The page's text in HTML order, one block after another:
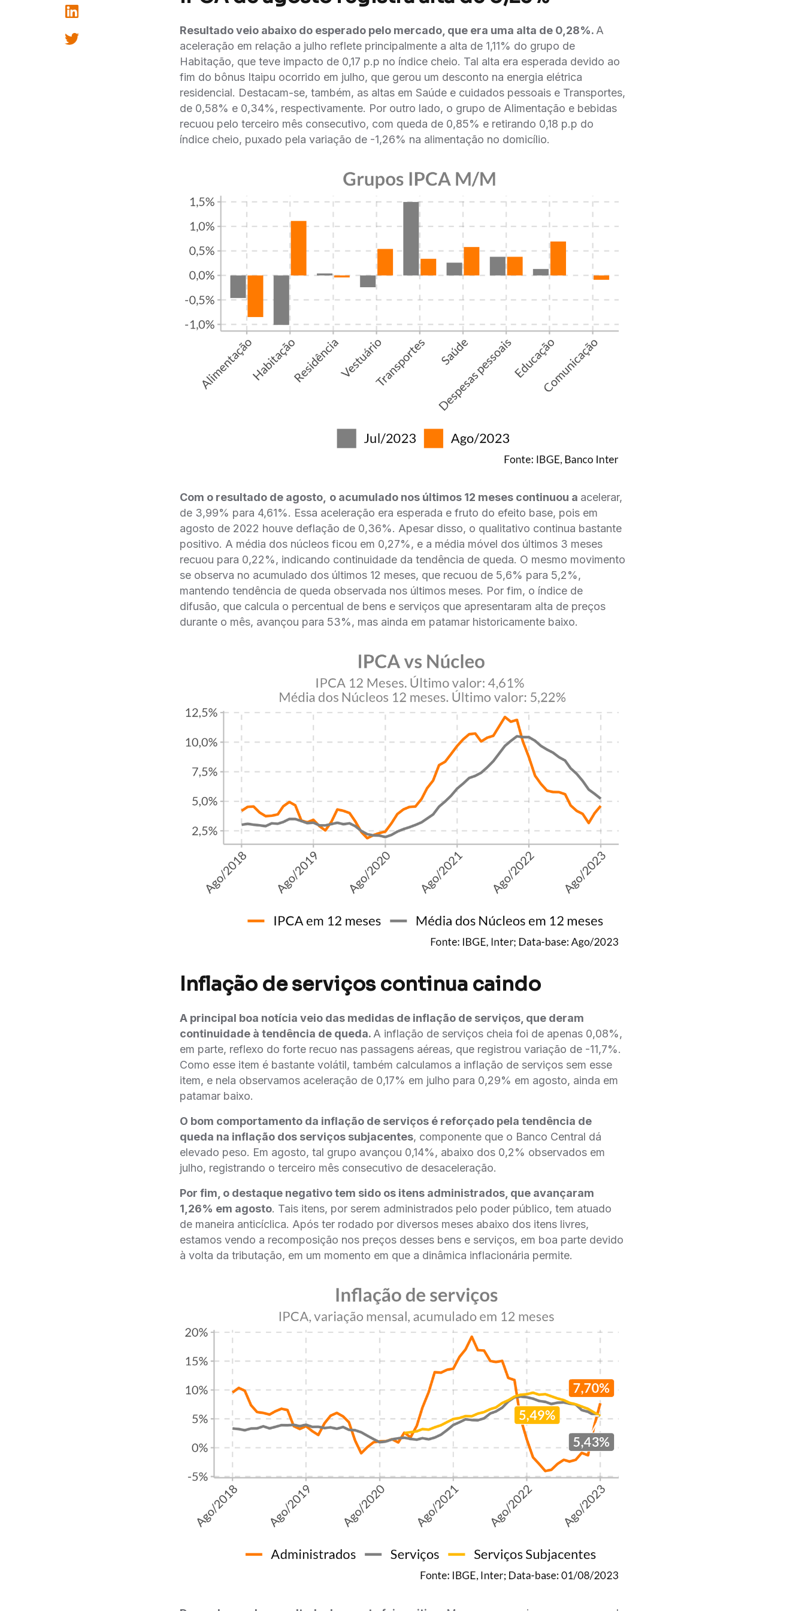
Resultado veio abaixo do esperado pelo mercado, que era uma alta de 0,28%. A
aceleração em relação a julho reflete principalmente a alta de 1,11% do grupo de
Habitação, que teve impacto de 0,17 p.p no índice cheio. Tal alta era esperada devido ao
fim do bônus Itaipu ocorrido em julho, que gerou um desconto na energia elétrica
residencial. Destacam-se, também, as altas em Saúde e cuidados pessoais e Transportes,
de 0,58% e 0,34%, respectivamente. Por outro lado, o grupo de Alimentação e bebidas
recuou pelo terceiro mês consecutivo, com queda de 0,85% e retirando 0,18 p.p do
índice cheio, puxado pela variação de -1,26% na alimentação no domicílio.
Com o resultado de agosto, o acumulado nos últimos 12 meses continuou a acelerar,
de 3,99% para 4,61%. Essa aceleração era esperada e fruto do efeito base, pois em
agosto de 2022 houve deflação de 0,36%. Apesar disso, o qualitativo continua bastante
positivo. A média dos núcleos ficou em 0,27%, e a média móvel dos últimos 3 meses
recuou para 0,22%, indicando continuidade da tendência de queda. O mesmo movimento
se observa no acumulado dos últimos 12 meses, que recuou de 5,6% para 5,2%,
mantendo tendência de queda observada nos últimos meses. Por fim, o índice de
difusão, que calcula o percentual de bens e serviços que apresentaram alta de preços
durante o mês, avançou para 53%, mas ainda em patamar historicamente baixo.
Inflação de serviços continua caindo
A principal boa notícia veio das medidas de inflação de serviços, que deram
continuidade à tendência de queda. A inflação de serviços cheia foi de apenas 0,08%,
em parte, reflexo do forte recuo nas passagens aéreas, que registrou variação de -11,7%.
Como esse item é bastante volátil, também calculamos a inflação de serviços sem esse
item, e nela observamos aceleração de 0,17% em julho para 0,29% em agosto, ainda em
patamar baixo.
O bom comportamento da inflação de serviços é reforçado pela tendência de
queda na inflação dos serviços subjacentes, componente que o Banco Central dá
elevado peso. Em agosto, tal grupo avançou 0,14%, abaixo dos 0,2% observados em
julho, registrando o terceiro mês consecutivo de desaceleração.
Por fim, o destaque negativo tem sido os itens administrados, que avançaram
1,26% em agosto. Tais itens, por serem administrados pelo poder público, tem atuado
de maneira anticíclica. Após ter rodado por diversos meses abaixo dos itens livres,
estamos vendo a recomposição nos preços desses bens e serviços, em boa parte devido
à volta da tributação, em um momento em que a dinâmica inflacionária permite.